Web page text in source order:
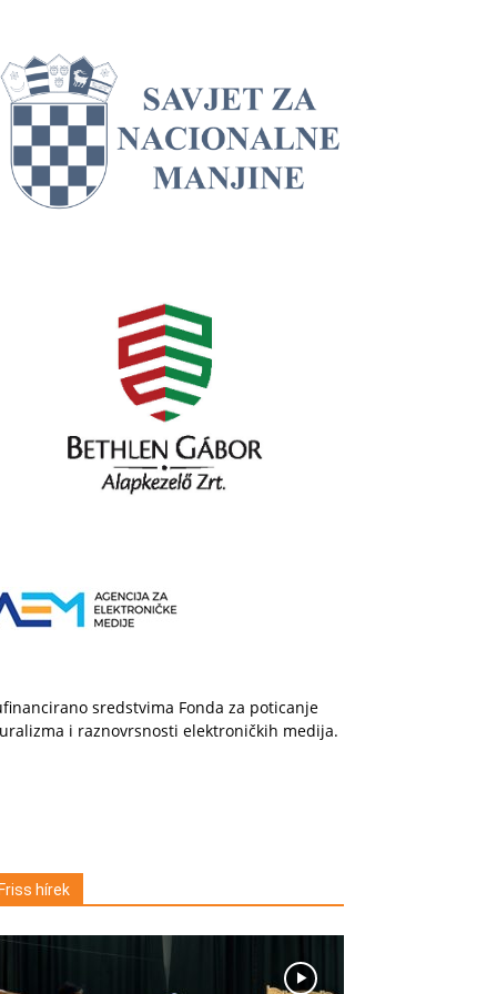
sredstvima Fonda za poticanje
i raznovrsnosti elektroničkih medija.
hírek